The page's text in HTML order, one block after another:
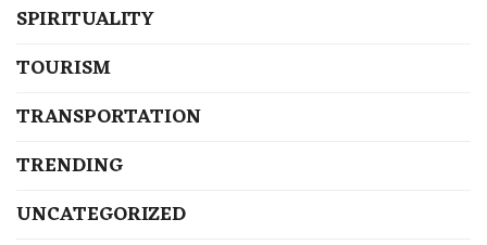
SPIRITUALITY
TOURISM
TRANSPORTATION
TRENDING
UNCATEGORIZED